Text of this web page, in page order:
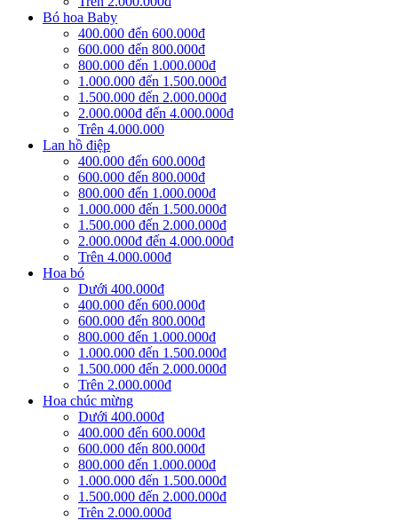
Bó hoa Baby
400.000 đến 600.000đ
600.000 đến 800.000đ
800.000 đến 1.000.000đ
1.000.000 đến 1.500.000đ
1.500.000 đến 2.000.000đ
2.000.000đ đến 4.000.000đ
Trên 4.000.000
Lan hồ điệp
400.000 đến 600.000đ
600.000 đến 800.000đ
800.000 đến 1.000.000đ
1.000.000 đến 1.500.000đ
1.500.000 đến 2.000.000đ
2.000.000đ đến 4.000.000đ
Trên 4.000.000đ
Hoa bó
Dưới 400.000đ
400.000 đến 600.000đ
600.000 đến 800.000đ
800.000 đến 1.000.000đ
1.000.000 đến 1.500.000đ
1.500.000 đến 2.000.000đ
Trên 2.000.000đ
Hoa chúc mừng
Dưới 400.000đ
400.000 đến 600.000đ
600.000 đến 800.000đ
800.000 đến 1.000.000đ
1.000.000 đến 1.500.000đ
1.500.000 đến 2.000.000đ
Trên 2.000.000đ